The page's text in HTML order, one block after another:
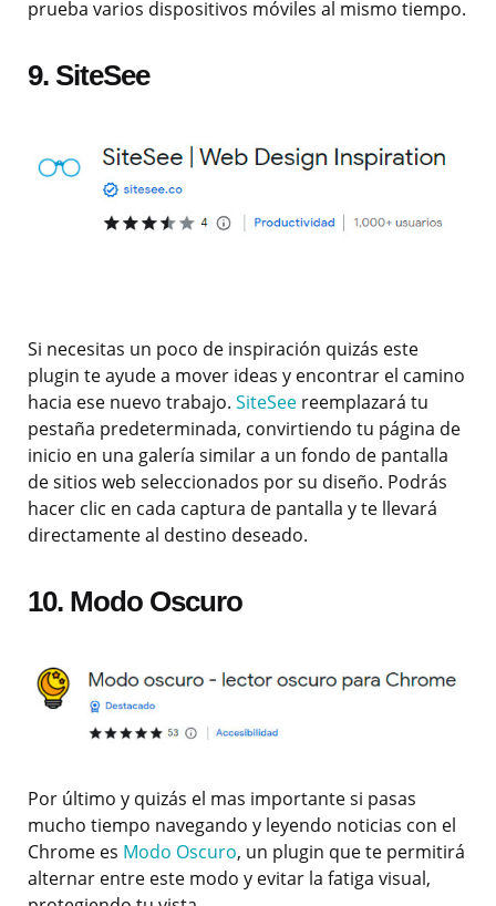
prueba varios dispositivos móviles al mismo tiempo.
9. SiteSee
Si necesitas un poco de inspiración quizás este
plugin te ayude a mover ideas y encontrar el camino
hacia ese nuevo trabajo. SiteSee reemplazará tu
pestaña predeterminada, convirtiendo tu página de
inicio en una galería similar a un fondo de pantalla
de sitios web seleccionados por su diseño. Podrás
hacer clic en cada captura de pantalla y te llevará
directamente al destino deseado.
10. Modo Oscuro
Por último y quizás el mas importante si pasas
mucho tiempo navegando y leyendo noticias con el
Chrome es Modo Oscuro, un plugin que te permitirá
alternar entre este modo y evitar la fatiga visual,